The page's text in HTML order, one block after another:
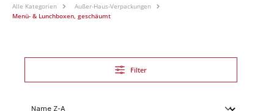
Alle Kategorien
Außer-Haus-Verpackungen
Menü- & Lunchboxen, geschäumt
Filter